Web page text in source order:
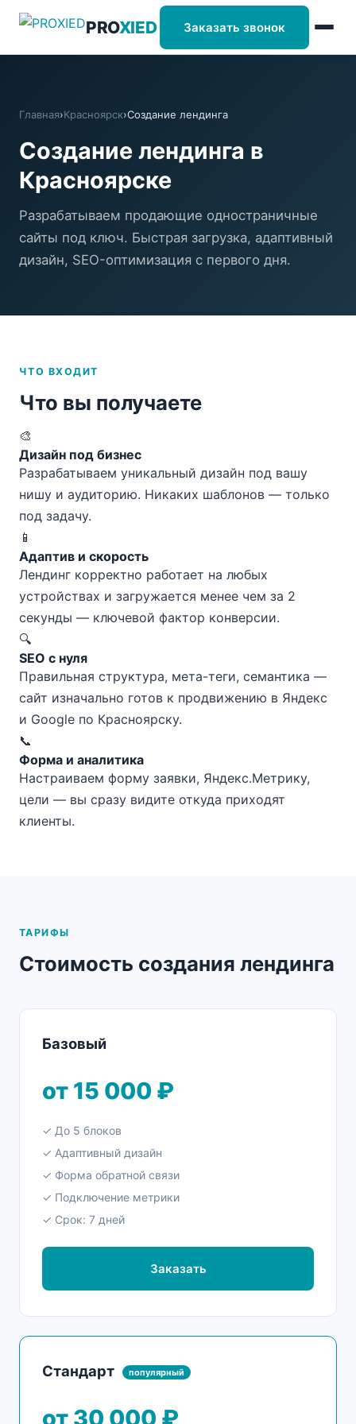
PROXIED Заказать звонок
Главная›Красноярск›Создание лендинга
Создание лендинга в
Красноярске
Разрабатываем продающие одностраничные
сайты под ключ. Быстрая загрузка, адаптивный
дизайн, SEO-оптимизация с первого дня.
ЧТО ВХОДИТ
Что вы получаете
🎨
Дизайн под бизнес
Разрабатываем уникальный дизайн под вашу
нишу и аудиторию. Никаких шаблонов — только
под задачу.
📱
Адаптив и скорость
Лендинг корректно работает на любых
устройствах и загружается менее чем за 2
секунды — ключевой фактор конверсии.
🔍
SEO с нуля
Правильная структура, мета-теги, семантика —
сайт изначально готов к продвижению в Яндекс
и Google по Красноярску.
📞
Форма и аналитика
Настраиваем форму заявки, Яндекс.Метрику,
цели — вы сразу видите откуда приходят
клиенты.
ТАРИФЫ
Стоимость создания лендинга
Базовый
от 15 000 ₽
✓ До 5 блоков
✓ Адаптивный дизайн
✓ Форма обратной связи
✓ Подключение метрики
✓ Срок: 7 дней
Заказать
Стандарт популярный
от 30 000 ₽